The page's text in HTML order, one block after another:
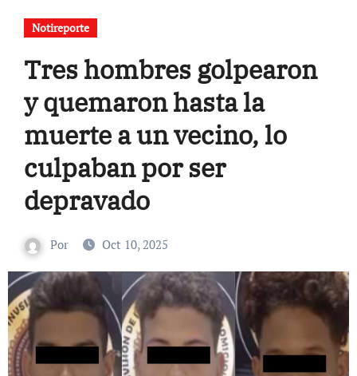
Notireporte
Tres hombres golpearon
y quemaron hasta la
muerte a un vecino, lo
culpaban por ser
depravado
Por Oct 10, 2025